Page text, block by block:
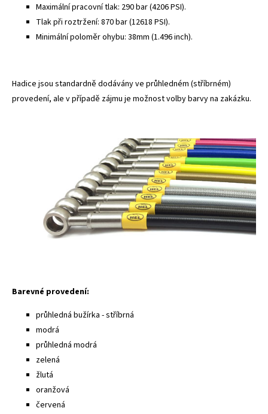
Maximální pracovní tlak: 290 bar (4206 PSI).
Tlak při roztržení: 870 bar (12618 PSI).
Minimální poloměr ohybu: 38mm (1.496 inch).
Hadice jsou standardně dodávány ve průhledném (stříbrném)
provedení, ale v případě zájmu je možnost volby barvy na zakázku.
Barevné provedení:
průhledná bužírka - stříbrná
modrá
průhledná modrá
zelená
žlutá
oranžová
červená